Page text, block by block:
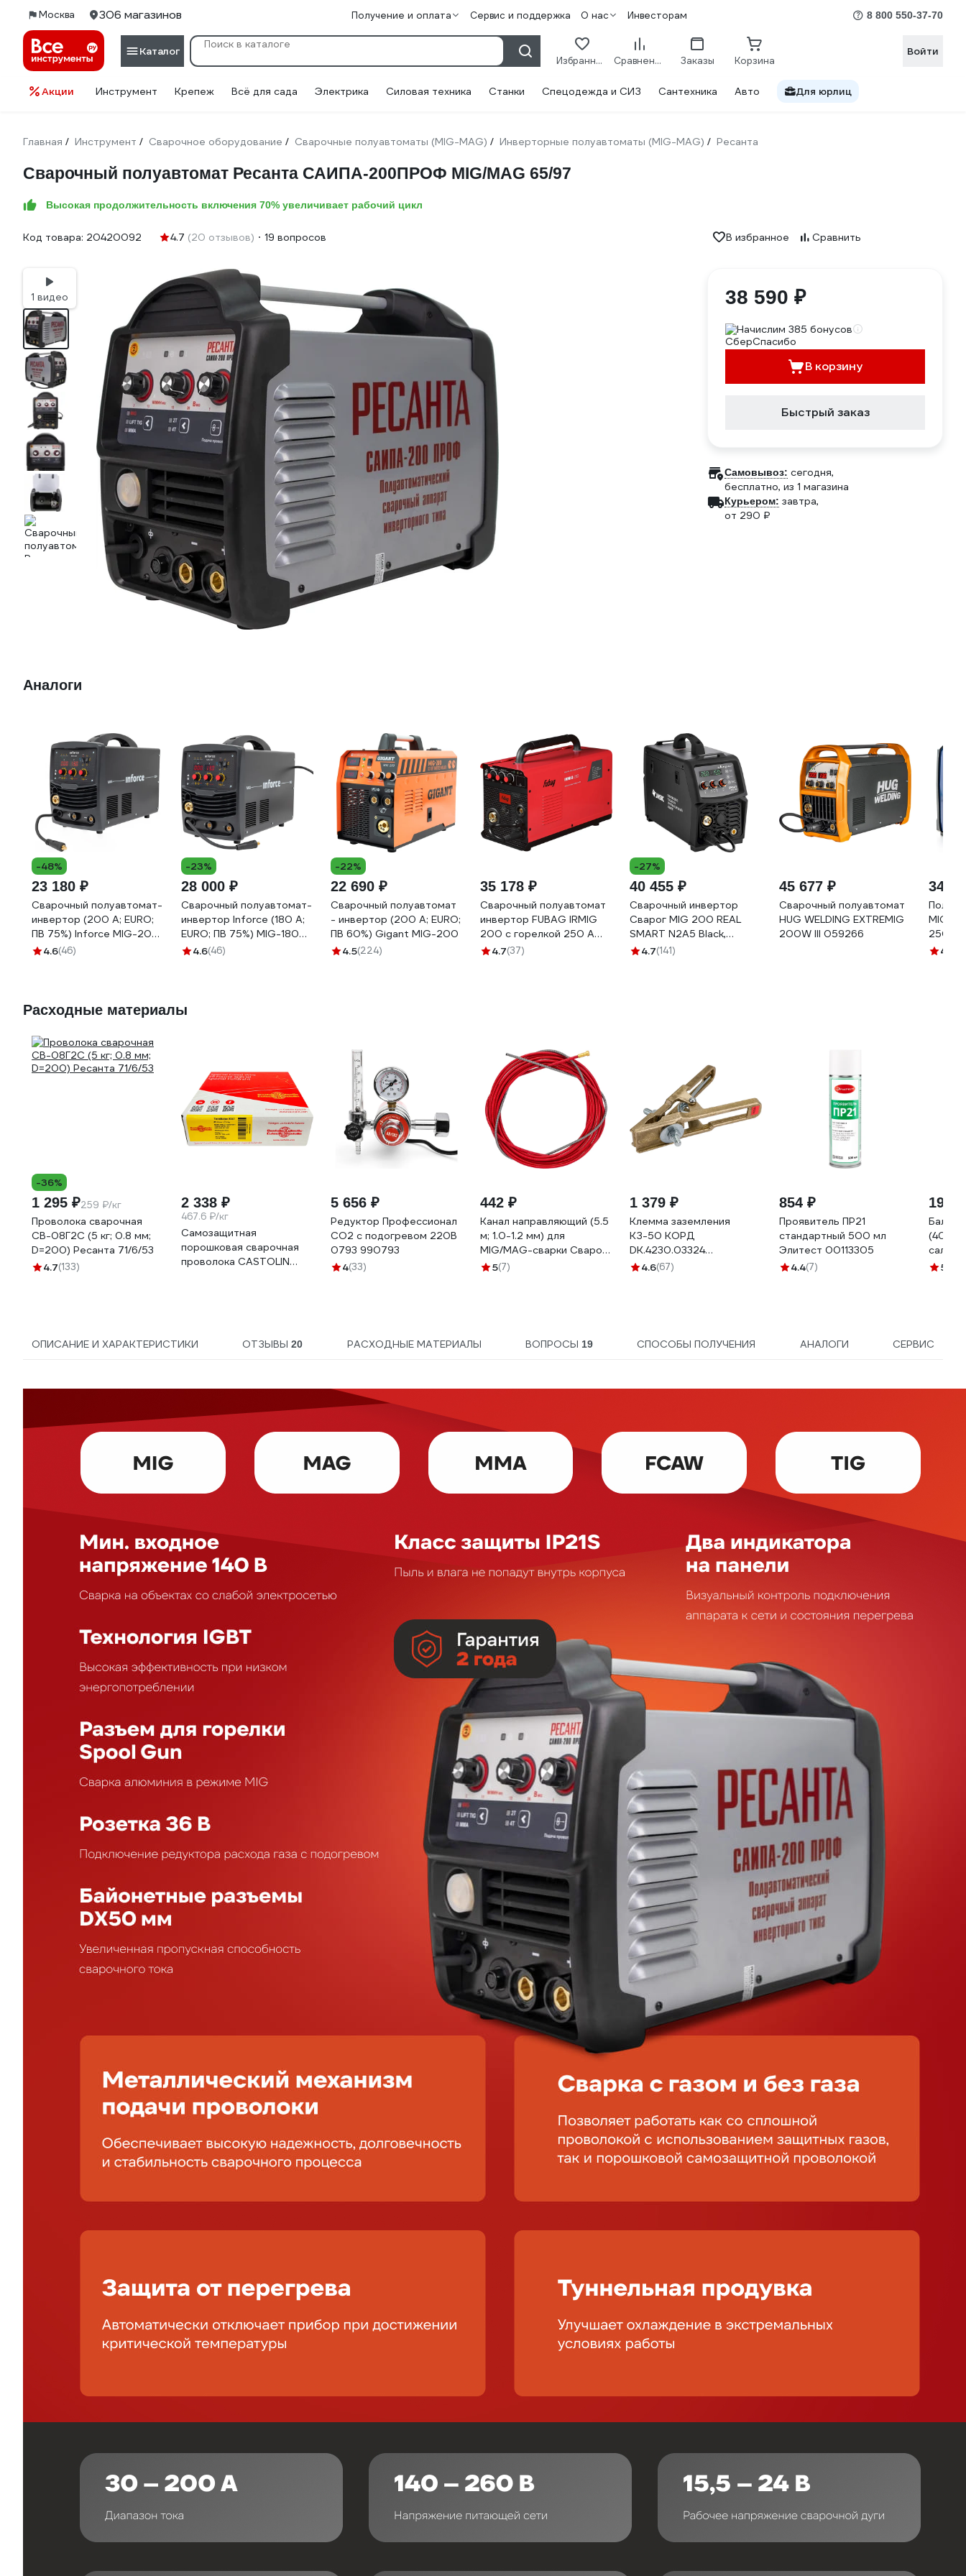
Москва 306 магазинов Получение и оплата Сервис и поддержка О нас Инвесторам 8 800 550-37-70
Каталог
Избранное Сравнение Заказы Корзина
Войти
Акции Инструмент Крепеж Всё для сада Электрика Силовая техника Станки Спецодежда и СИЗ Сантехника Авто Для юрлиц
Главная / Инструмент / Сварочное оборудование / Сварочные полуавтоматы (MIG-MAG) / Инверторные полуавтоматы (MIG-MAG) / Ресанта
Сварочный полуавтомат Ресанта САИПА-200ПРОФ MIG/MAG 65/97
Высокая продолжительность включения 70% увеличивает рабочий цикл
Код товара: 20420092 4.7 (20 отзывов) 19 вопросов В избранное Сравнить
1 видео 38 590 ₽
Начислим 385 бонусов
В корзину
Быстрый заказ
Самовывоз: сегодня,
бесплатно, из 1 магазина
Курьером: завтра,
от 290 ₽
Аналоги
-48%
23 180 ₽
Сварочный полуавтомат-
инвертор (200 A; EURO;
ПВ 75%) Inforce MIG-200
04-08-03
4.6(46)
-23%
28 000 ₽
Сварочный полуавтомат-
инвертор Inforce (180 A;
EURO; ПВ 75%) MIG-180
04-08-02
4.6(46)
-22%
22 690 ₽
Сварочный полуавтомат
- инвертор (200 A; EURO;
ПВ 60%) Gigant MIG-200
4.5(224)
35 178 ₽
Сварочный полуавтомат
инвертор FUBAG IRMIG
200 с горелкой 250 А
41391
4.7(37)
-27%
40 455 ₽
Сварочный инвертор
Сварог MIG 200 REAL
SMART N2A5 Black,
маска+краги 98557
4.7(141)
45 677 ₽
Сварочный полуавтомат
HUG WELDING EXTREMIG
200W III 059266
34
MIG
250I
4.8
Расходные материалы
-36%
1 295 ₽259 ₽/кг
Проволока сварочная
СВ-08Г2С (5 кг; 0.8 мм;
D=200) Ресанта 71/6/53
4.7(133)
2 338 ₽
467.6 ₽/кг
Самозащитная
порошковая сварочная
проволока CASTOLIN
5 656 ₽
Редуктор Профессионал
СО2 с подогревом 220В
0793 990793
4(33)
442 ₽
Канал направляющий (5.5
м; 1.0-1.2 мм) для
MIG/MAG-сварки Сварог
IIC0567
5(7)
1 379 ₽
Клемма заземления
КЗ-50 КОРД
DK.4230.03324
СВ000001350
4.6(67)
854 ₽
Проявитель ПР21
стандартный 500 мл
Элитест 00113305
4.4(7)
19
(40 л;
Вверх
5
ОПИСАНИЕ И ХАРАКТЕРИСТИКИ ОТЗЫВЫ20 РАСХОДНЫЕ МАТЕРИАЛЫ ВОПРОСЫ 19 СПОСОБЫ ПОЛУЧЕНИЯ АНАЛОГИ СЕРВИС